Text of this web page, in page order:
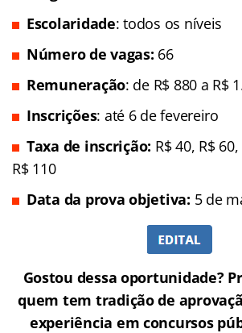
Escolaridade: todos os níveis
Número de vagas: 66
Remuneração: de R$ 880 a R$
Inscrições: até 6 de fevereiro
Taxa de inscrição: R$ 40, R$
R$ 110
Data da prova objetiva: 5 de
Gostou dessa oportunidade?
quem tem tradição de
experiência em concursos